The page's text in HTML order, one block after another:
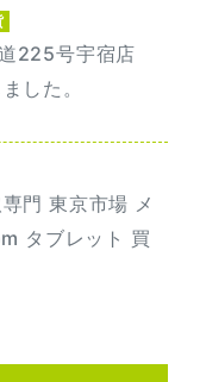
225号宇宿店
した。
門 東京市場 メ
タブレット 買